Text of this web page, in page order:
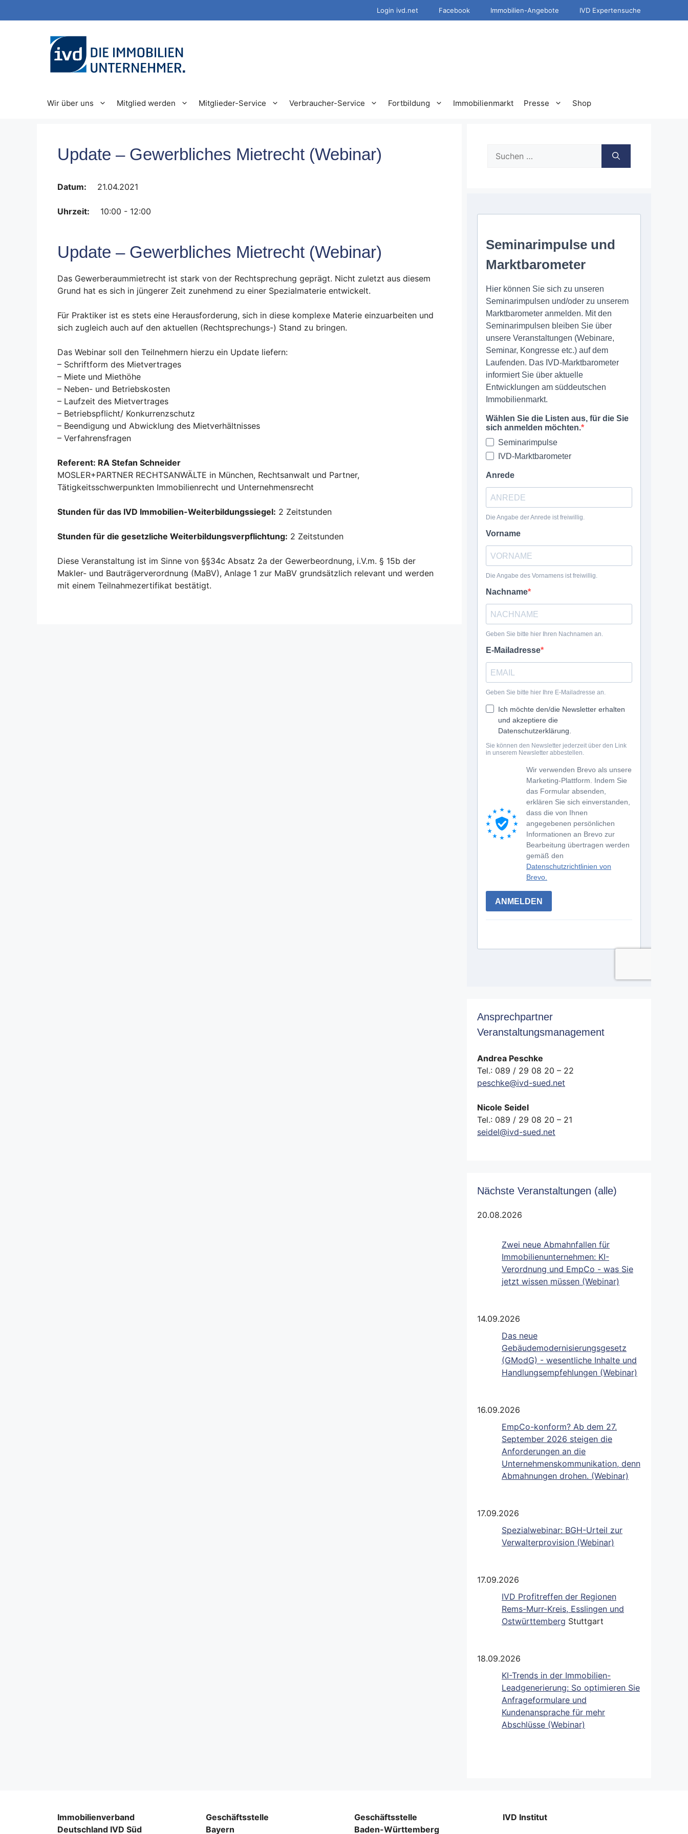
Inhalt
Login ivd.net Facebook Immobilien-Angebote IVD Expertensuche
Wir über uns Mitglied werden Mitglieder-Service Verbraucher-Service Fortbildung Immobilienmarkt Presse Shop
Update – Gewerbliches Mietrecht (Webinar)
Datum: 21.04.2021
Uhrzeit: 10:00 - 12:00
Update – Gewerbliches Mietrecht (Webinar)
Das Gewerberaummietrecht ist stark von der Rechtsprechung geprägt. Nicht zuletzt aus diesem
Grund hat es sich in jüngerer Zeit zunehmend zu einer Spezialmaterie entwickelt.
Für Praktiker ist es stets eine Herausforderung, sich in diese komplexe Materie einzuarbeiten und
sich zugleich auch auf den aktuellen (Rechtsprechungs-) Stand zu bringen.
Das Webinar soll den Teilnehmern hierzu ein Update liefern:
– Schriftform des Mietvertrages
– Miete und Miethöhe
– Neben- und Betriebskosten
– Laufzeit des Mietvertrages
– Betriebspflicht/ Konkurrenzschutz
– Beendigung und Abwicklung des Mietverhältnisses
– Verfahrensfragen
Referent: RA Stefan Schneider
MOSLER+PARTNER RECHTSANWÄLTE in München, Rechtsanwalt und Partner,
Tätigkeitsschwerpunkten Immobilienrecht und Unternehmensrecht
Stunden für das IVD Immobilien-Weiterbildungssiegel: 2 Zeitstunden
Stunden für die gesetzliche Weiterbildungsverpflichtung: 2 Zeitstunden
Diese Veranstaltung ist im Sinne von §§34c Absatz 2a der Gewerbeordnung, i.V.m. § 15b der
Makler- und Bauträgerverordnung (MaBV), Anlage 1 zur MaBV grundsätzlich relevant und werden
mit einem Teilnahmezertifikat bestätigt.
nach:
Ansprechpartner
Veranstaltungsmanagement
Andrea Peschke
Tel.: 089 / 29 08 20 – 22
peschke@ivd-sued.net
Nicole Seidel
Tel.: 089 / 29 08 20 – 21
seidel@ivd-sued.net
Nächste Veranstaltungen (alle)
20.08.2026
Zwei neue Abmahnfallen für
Immobilienunternehmen: KI-
Verordnung und EmpCo - was Sie
jetzt wissen müssen (Webinar)
14.09.2026
Das neue
Gebäudemodernisierungsgesetz
(GModG) - wesentliche Inhalte und
Handlungsempfehlungen (Webinar)
16.09.2026
EmpCo-konform? Ab dem 27.
September 2026 steigen die
Anforderungen an die
Unternehmenskommunikation, denn
Abmahnungen drohen. (Webinar)
17.09.2026
Spezialwebinar: BGH-Urteil zur
Verwalterprovision (Webinar)
17.09.2026
IVD Profitreffen der Regionen
Rems-Murr-Kreis, Esslingen und
Ostwürttemberg Stuttgart
18.09.2026
KI-Trends in der Immobilien-
Leadgenerierung: So optimieren Sie
Anfrageformulare und
Kundenansprache für mehr
Abschlüsse (Webinar)
Immobilienverband
Deutschland IVD Süd
Geschäftsstelle
Bayern
Geschäftsstelle
Baden-Württemberg
IVD Institut